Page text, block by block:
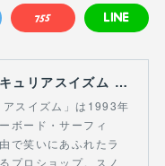
【Curious Ism】 キュリアスイズム l スノーボードショップ サーフショップ 福島県 会津若松市 郡山市 通販
スイズム」は1993年
ボード・サーフィ
で笑いにあふれたラ
プロショップ。スノ